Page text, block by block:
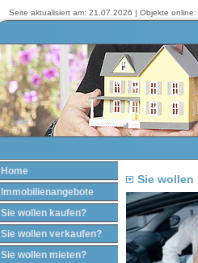
Seite aktualisiert am: 21.07.2026 | Objekte online:
Home
Immobilienangebote
Sie wollen kaufen?
Sie wollen verkaufen?
Sie wollen mieten?
Sie wollen